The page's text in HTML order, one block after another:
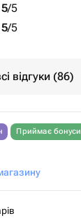
5/5
5/5
відгуки (86)
Приймає бонуси